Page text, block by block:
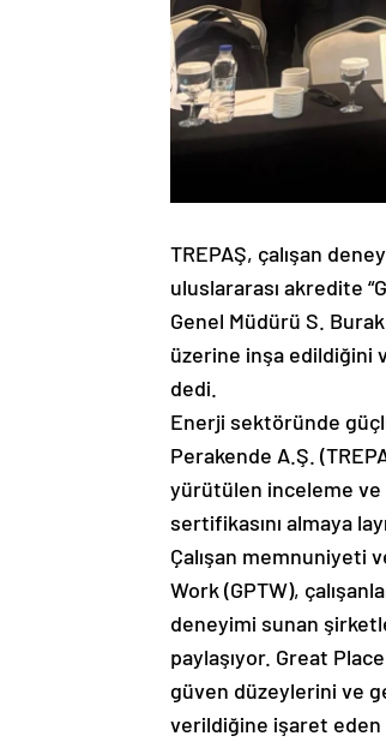
TREPAŞ, çalışan
uluslararası akredite
Genel Müdürü S.
üzerine inşa edildiğini
dedi.
Enerji sektöründe
Perakende A.Ş.
yürütülen inceleme ve
sertifikasını almaya
Çalışan memnuniyeti
Work (GPTW),
deneyimi sunan
paylaşıyor. Great
güven düzeylerini ve
verildiğine işaret eden